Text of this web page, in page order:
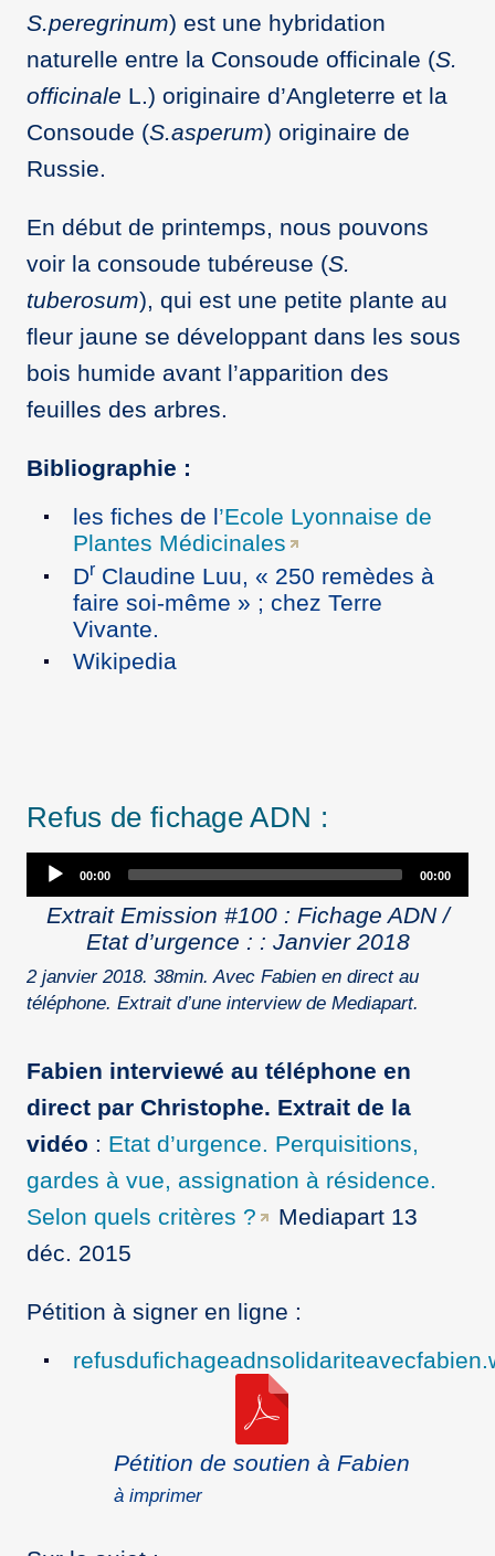
S.peregrinum) est une hybridation
naturelle entre la Consoude officinale (S.
officinale L.) originaire d’Angleterre et la
Consoude (S.asperum) originaire de
Russie.
En début de printemps, nous pouvons
voir la consoude tubéreuse (S.
tuberosum), qui est une petite plante au
fleur jaune se développant dans les sous
bois humide avant l’apparition des
feuilles des arbres.
Bibliographie :
les fiches de l’Ecole Lyonnaise de
Plantes Médicinales
Dr Claudine Luu, « 250 remèdes à
faire soi-même » ; chez Terre
Vivante.
Wikipedia
Refus de fichage ADN :
Audio
Player
00:00 00:00
Extrait Emission #100 : Fichage ADN /
Etat d’urgence : : Janvier 2018
2 janvier 2018. 38min. Avec Fabien en direct au
téléphone. Extrait d’une interview de Mediapart.
Fabien interviewé au téléphone en
direct par Christophe. Extrait de la
vidéo : Etat d’urgence. Perquisitions,
gardes à vue, assignation à résidence.
Selon quels critères ?
Mediapart 13
déc. 2015
Pétition à signer en ligne :
Pétition de soutien à Fabien
à imprimer